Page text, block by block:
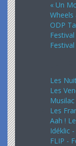
« Un
Wheels
ODP
Les
Les
Musilac
Les
Aah !
Idéklic -
FLIP -